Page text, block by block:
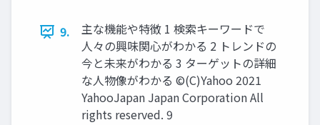
9.
主な機能や特徴 1 検索キーワードで
⼈々の興味関⼼がわかる 2 トレンドの
今と未来がわかる 3 ターゲットの詳細
な⼈物像がわかる ©(C)Yahoo 2021
YahooJapan Japan Corporation All
rights reserved. 9